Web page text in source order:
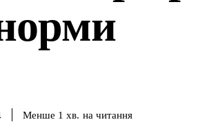
Менше 1 хв. на читання